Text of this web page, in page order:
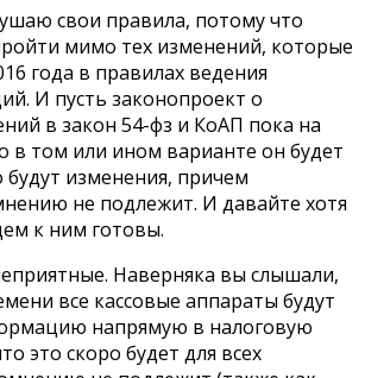
свои правила, потому что
мимо тех изменений, которые
года в правилах ведения
И пусть законопроект о
в закон 54-фз и КоАП пока на
в том или ином варианте он будет
будут изменения, причем
не подлежит. И давайте хотя
к ним готовы.
Наверняка вы слышали,
все кассовые аппараты будут
напрямую в налоговую
это скоро будет для всех